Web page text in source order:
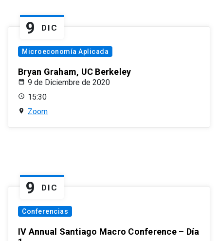
9 DIC
Microeconomía Aplicada
Bryan Graham, UC Berkeley
9 de Diciembre de 2020
15:30
Zoom
9 DIC
Conferencias
IV Annual Santiago Macro Conference – Día